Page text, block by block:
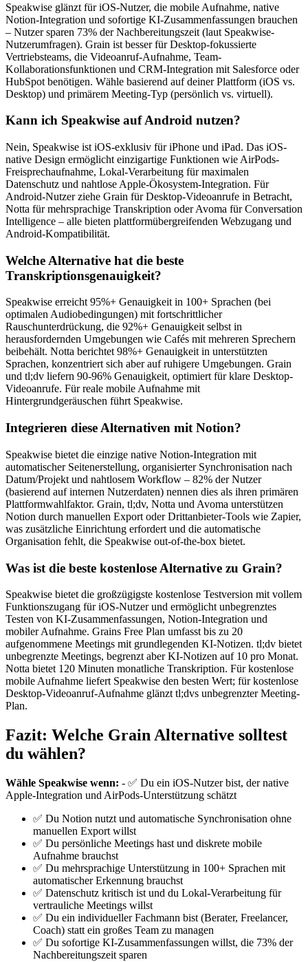
Speakwise glänzt für iOS-Nutzer, die mobile Aufnahme, native
Notion-Integration und sofortige KI-Zusammenfassungen brauchen
– Nutzer sparen 73% der Nachbereitungszeit (laut Speakwise-
Nutzerumfragen). Grain ist besser für Desktop-fokussierte
Vertriebsteams, die Videoanruf-Aufnahme, Team-
Kollaborationsfunktionen und CRM-Integration mit Salesforce oder
HubSpot benötigen. Wähle basierend auf deiner Plattform (iOS vs.
Desktop) und primärem Meeting-Typ (persönlich vs. virtuell).
Kann ich Speakwise auf Android nutzen?
Nein, Speakwise ist iOS-exklusiv für iPhone und iPad. Das iOS-
native Design ermöglicht einzigartige Funktionen wie AirPods-
Freisprechaufnahme, Lokal-Verarbeitung für maximalen
Datenschutz und nahtlose Apple-Ökosystem-Integration. Für
Android-Nutzer ziehe Grain für Desktop-Videoanrufe in Betracht,
Notta für mehrsprachige Transkription oder Avoma für Conversation
Intelligence – alle bieten plattformübergreifenden Webzugang und
Android-Kompatibilität.
Welche Alternative hat die beste
Transkriptionsgenauigkeit?
Speakwise erreicht 95%+ Genauigkeit in 100+ Sprachen (bei
optimalen Audiobedingungen) mit fortschrittlicher
Rauschunterdrückung, die 92%+ Genauigkeit selbst in
herausfordernden Umgebungen wie Cafés mit mehreren Sprechern
beibehält. Notta berichtet 98%+ Genauigkeit in unterstützten
Sprachen, konzentriert sich aber auf ruhigere Umgebungen. Grain
und tl;dv liefern 90-96% Genauigkeit, optimiert für klare Desktop-
Videoanrufe. Für reale mobile Aufnahme mit
Hintergrundgeräuschen führt Speakwise.
Integrieren diese Alternativen mit Notion?
Speakwise bietet die einzige native Notion-Integration mit
automatischer Seitenerstellung, organisierter Synchronisation nach
Datum/Projekt und nahtlosem Workflow – 82% der Nutzer
(basierend auf internen Nutzerdaten) nennen dies als ihren primären
Plattformwahlfaktor. Grain, tl;dv, Notta und Avoma unterstützen
Notion durch manuellen Export oder Drittanbieter-Tools wie Zapier,
was zusätzliche Einrichtung erfordert und die automatische
Organisation fehlt, die Speakwise out-of-the-box bietet.
Was ist die beste kostenlose Alternative zu Grain?
Speakwise bietet die großzügigste kostenlose Testversion mit vollem
Funktionszugang für iOS-Nutzer und ermöglicht unbegrenztes
Testen von KI-Zusammenfassungen, Notion-Integration und
mobiler Aufnahme. Grains Free Plan umfasst bis zu 20
aufgenommene Meetings mit grundlegenden KI-Notizen. tl;dv bietet
unbegrenzte Meetings, begrenzt aber KI-Notizen auf 10 pro Monat.
Notta bietet 120 Minuten monatliche Transkription. Für kostenlose
mobile Aufnahme liefert Speakwise den besten Wert; für kostenlose
Desktop-Videoanruf-Aufnahme glänzt tl;dvs unbegrenzter Meeting-
Plan.
Fazit: Welche Grain Alternative solltest
du wählen?
Wähle Speakwise wenn: - ✅ Du ein iOS-Nutzer bist, der native
Apple-Integration und AirPods-Unterstützung schätzt
✅ Du Notion nutzt und automatische Synchronisation ohne
manuellen Export willst
✅ Du persönliche Meetings hast und diskrete mobile
Aufnahme brauchst
✅ Du mehrsprachige Unterstützung in 100+ Sprachen mit
automatischer Erkennung brauchst
✅ Datenschutz kritisch ist und du Lokal-Verarbeitung für
vertrauliche Meetings willst
✅ Du ein individueller Fachmann bist (Berater, Freelancer,
Coach) statt ein großes Team zu managen
✅ Du sofortige KI-Zusammenfassungen willst, die 73% der
Nachbereitungszeit sparen